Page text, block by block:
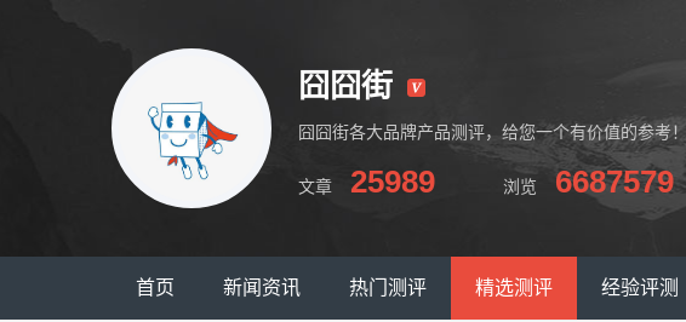
囧囧街
囧囧街各大品牌产品测评，给您一个有价值的参考！
文章 25989 浏览 6687579
首页 新闻资讯 热门测评 精选测评 经验评测